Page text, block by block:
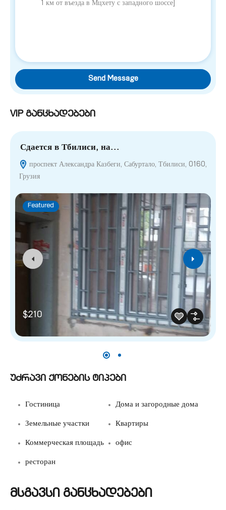
Send Message
VIP განცხადებები
Сдается в Тбилиси, на…
проспект Александра Казбеги, Сабуртало, Тбилиси, 0160,
Грузия
Featured
$210
უძრავი ქონების ტიპები
Гостиница Дома и загородные дома
Земельные участки Квартиры
Коммерческая площадь офис
ресторан
მსგავსი განცხადებები